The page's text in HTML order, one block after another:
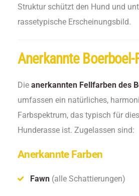
Struktur schützt den Hund und
rassetypische Erscheinungsbild.
Anerkannte Boerboel-
Die anerkannten Fellfarben des
umfassen ein natürliches,
Farbspektrum, das typisch für
Hunderasse ist. Zugelassen sind:
Anerkannte Farben
Fawn (alle Schattierungen)